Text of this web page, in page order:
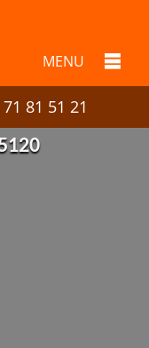
MENU
81 51 21